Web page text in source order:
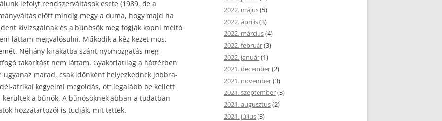
lefolyt rendszerváltások esete (1989, de a
előtt mindig megy a duma, hogy majd ha
kivizsgálnak és a bűnösök meg fogják kapni méltó
láttam megvalósulni. Működik a kéz kezet mos,
Néhány kirakatba szánt nyomozgatás meg
takarítást nem láttam. Gyakorlatilag a háttérben
ugyanaz marad, csak időnként helyezkednek jobbra-
afrikai kegyelmi megoldás, ott legalább be kellett
a bűnök. A bűnösöknek abban a tudatban
hozzátartozói is tudják, mit tettek.
2022. május(5)
2022. április(3)
2022. március(4)
2022. február(3)
2022. január(1)
2021. december(2)
2021. november(3)
2021. szeptember(3)
2021. augusztus(2)
2021. július(3)